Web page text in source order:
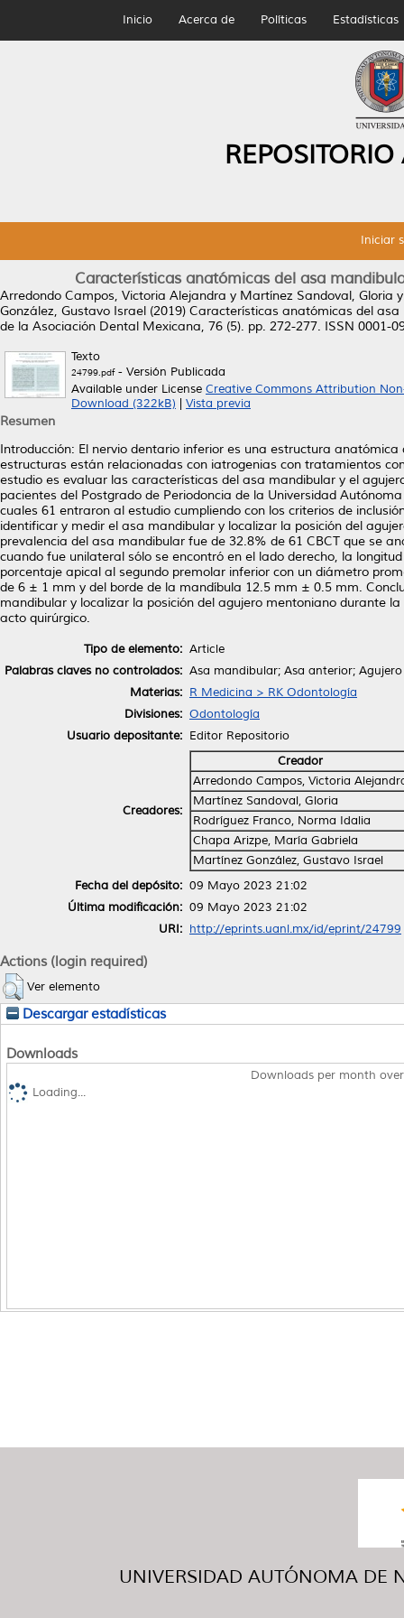
Inicio Acerca de Políticas Estadísticas
Iniciar
Características anatómicas del asa
Arredondo Campos, Victoria Alejandra y Martínez Sandoval, Gloria
González, Gustavo Israel (2019) Características anatómicas del
de la Asociación Dental Mexicana, 76 (5). pp. 272-277. ISSN 0001-
Texto
24799.pdf- Versión Publicada
Available under License Creative Commons Attribution
Download (322kB)
Vista previa
Resumen
Introducción: El nervio dentario inferior es una estructura
estructuras están relacionadas con iatrogenias con tratamientos
estudio es evaluar las características del asa mandibular y el
pacientes del Postgrado de Periodoncia de la Universidad
cuales 61 entraron al estudio cumpliendo con los criterios de
identificar y medir el asa mandibular y localizar la posición del
prevalencia del asa mandibular fue de 32.8% de 61 CBCT que se
cuando fue unilateral sólo se encontró en el lado derecho, la
porcentaje apical al segundo premolar inferior con un diámetro
de 6 ± 1 mm y del borde de la mandíbula 12.5 mm ± 0.5 mm.
mandibular y localizar la posición del agujero mentoniano durante
acto quirúrgico.
Tipo de elemento: Article
Palabras claves no controlados: Asa mandibular; Asa anterior;
Materias: R Medicina > RK Odontología
Divisiones: Odontología
Usuario depositante: Editor Repositorio
Creadores:
Creador
Arredondo Campos, Victoria
Martínez Sandoval, Gloria
Rodríguez Franco, Norma Idalia
Chapa Arizpe, María Gabriela
Martínez González, Gustavo Israel
Fecha del depósito: 09 Mayo 2023 21:02
Última modificación: 09 Mayo 2023 21:02
URI: http://eprints.uanl.mx/id/eprint/24799
Actions (login required)
Ver elemento
Descargar estadísticas
Downloads
Downloads per month
Loading...
UNIVERSIDAD AUTÓNOMA DE